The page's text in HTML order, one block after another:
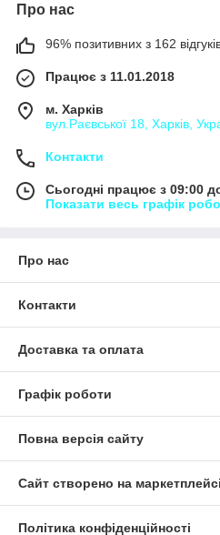
Про нас
96% позитивних з 162
Працює з 11.01.2018
м. Харків
вул.Раєвської 18, Харків,
Контакти
Сьогодні працює з 09:00
Показати весь графік
Про нас
Контакти
Доставка та оплата
Графік роботи
Повна версія сайту
Сайт створено на маркетплейсі
Політика конфіденційності